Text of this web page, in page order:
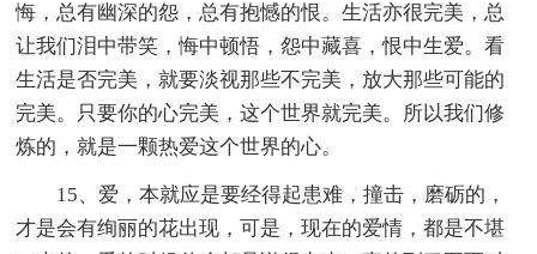
悔，总有幽深的怨，总有抱憾的恨。生活亦很完美，总
让我们泪中带笑，悔中顿悟，怨中藏喜，恨中生爱。看
生活是否完美，就要淡视那些不完美，放大那些可能的
完美。只要你的心完美，这个世界就完美。所以我们修
炼的，就是一颗热爱这个世界的心。
15、爱，本就应是要经得起患难，撞击，磨砺的，
才是会有绚丽的花出现，可是，现在的爱情，都是不堪